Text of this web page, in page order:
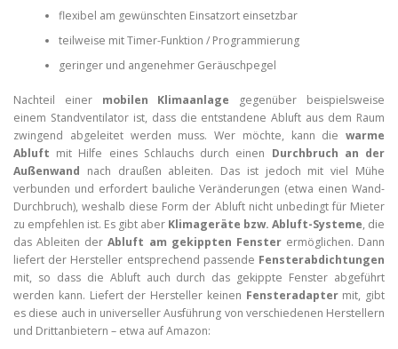
flexibel am gewünschten Einsatzort einsetzbar
teilweise mit Timer-Funktion / Programmierung
geringer und angenehmer Geräuschpegel
Nachteil einer mobilen Klimaanlage gegenüber beispielsweise
einem Standventilator ist, dass die entstandene Abluft aus dem Raum
zwingend abgeleitet werden muss. Wer möchte, kann die warme
Abluft mit Hilfe eines Schlauchs durch einen Durchbruch an der
Außenwand nach draußen ableiten. Das ist jedoch mit viel Mühe
verbunden und erfordert bauliche Veränderungen (etwa einen Wand-
Durchbruch), weshalb diese Form der Abluft nicht unbedingt für Mieter
zu empfehlen ist. Es gibt aber Klimageräte bzw. Abluft-Systeme, die
das Ableiten derAbluft am gekippten Fensterermöglichen. Dann
liefert der Hersteller entsprechend passende Fensterabdichtungen
mit, so dass die Abluft auch durch das gekippte Fenster abgeführt
werden kann. Liefert der Hersteller keinen Fensteradaptermit, gibt
es diese auch in universeller Ausführung von verschiedenen Herstellern
und Drittanbietern – etwa auf Amazon: